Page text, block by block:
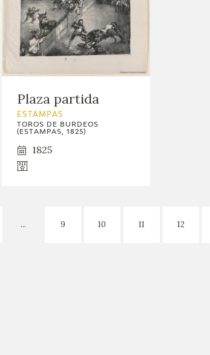
Plaza partida
ESTAMPAS
TOROS DE BURDEOS
(ESTAMPAS, 1825)
1825
... 9 10 11 12